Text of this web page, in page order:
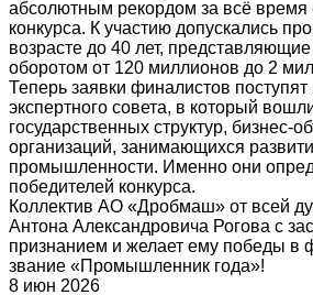
абсолютным рекордом за всё время
конкурса. К участию допускались
возрасте до 40 лет,
оборотом от 120 миллионов до 2
Теперь заявки финалистов
экспертного совета, в который
государственных структур, бизнес-
организаций, занимающихся
промышленности. Именно они
победителей конкурса.
Коллектив АО «Дробмаш» от всей
Антона Александровича Рогова с
признанием и желает ему победы в
звание «Промышленник года»!
8 июн 2026